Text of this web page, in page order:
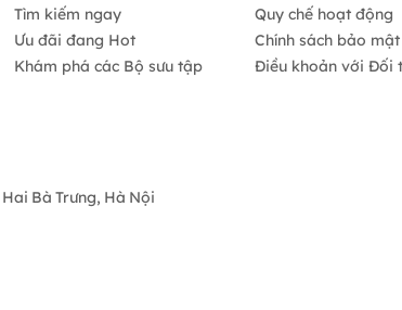
Tìm kiếm ngay
Ưu đãi đang Hot
Khám phá các Bộ sưu tập
Quy chế hoạt động
Chính sách bảo
Điều khoản với Đối
Bà Trưng, Hà Nội